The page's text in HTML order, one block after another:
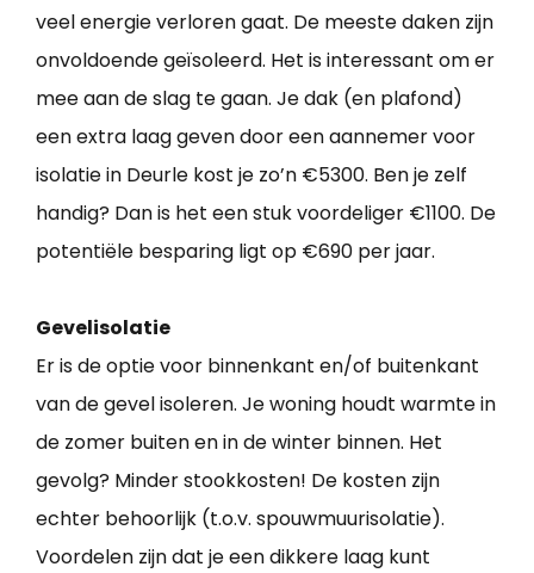
veel energie verloren gaat. De meeste daken zijn
onvoldoende geïsoleerd. Het is interessant om er
mee aan de slag te gaan. Je dak (en plafond)
een extra laag geven door een aannemer voor
isolatie in Deurle kost je zo’n €5300. Ben je zelf
handig? Dan is het een stuk voordeliger €1100. De
potentiële besparing ligt op €690 per jaar.
Gevelisolatie
Er is de optie voor binnenkant en/of buitenkant
van de gevel isoleren. Je woning houdt warmte in
de zomer buiten en in de winter binnen. Het
gevolg? Minder stookkosten! De kosten zijn
echter behoorlijk (t.o.v. spouwmuurisolatie).
Voordelen zijn dat je een dikkere laag kunt